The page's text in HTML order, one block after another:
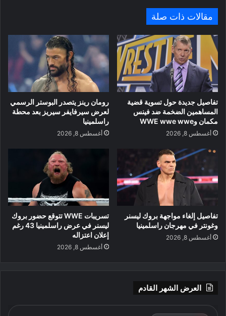
مقالات ذات صلة
تفاصيل جديدة حول تسوية قضية
المساهمين الضخمة ضد فينس
مكمان وWWE wwe wwe
أغسطس 8, 2026
رومان رينز يتصدر البوستر الرسمي
لعرض سيرفايفر سيريز بعد محطة
راسلمينيا
أغسطس 8, 2026
تفاصيل إلغاء مواجهة بروك ليسنر
وغونتر في مهرجان راسلمينيا
أغسطس 8, 2026
تسريبات WWE تتوقع حضور بروك
ليسنر في عرض راسلمينيا 43 رغم
إعلان اعتزاله
أغسطس 8, 2026
العرض الشهر القادم